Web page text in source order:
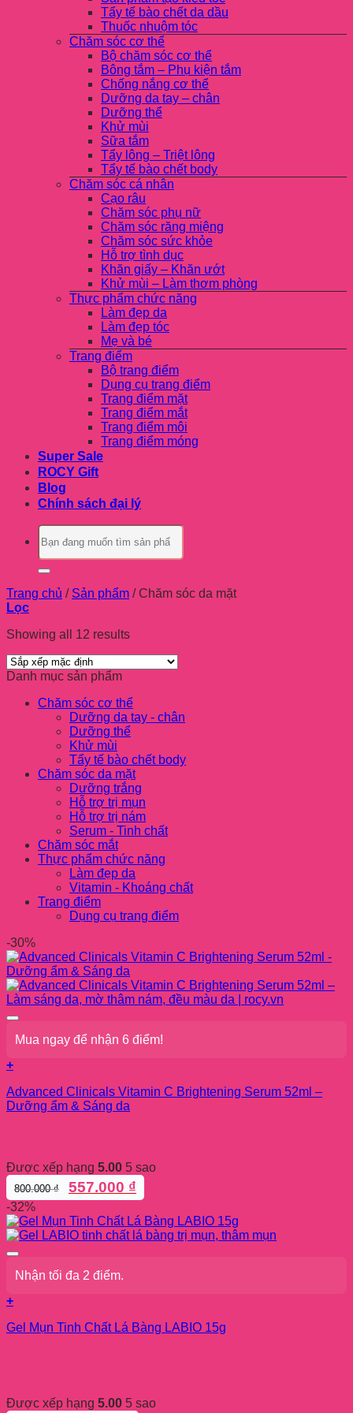
Tẩy tế bào chết da dầu
Thuốc nhuộm tóc
Chăm sóc cơ thể
Bộ chăm sóc cơ thể
Bông tắm – Phụ kiện tắm
Chống nắng cơ thể
Dưỡng da tay – chân
Dưỡng thể
Khử mùi
Sữa tắm
Tẩy lông – Triệt lông
Tẩy tế bào chết body
Chăm sóc cá nhân
Cạo râu
Chăm sóc phụ nữ
Chăm sóc răng miệng
Chăm sóc sức khỏe
Hỗ trợ tình dục
Khăn giấy – Khăn ướt
Khử mùi – Làm thơm phòng
Thực phẩm chức năng
Làm đẹp da
Làm đẹp tóc
Mẹ và bé
Trang điểm
Bộ trang điểm
Dụng cụ trang điểm
Trang điểm mặt
Trang điểm mắt
Trang điểm môi
Trang điểm móng
Super Sale
ROCY Gift
Blog
Chính sách đại lý
Tìm
kiếm:
Trang chủ / Sản phẩm /Chăm sóc da mặt
Lọc
Showing all 12 results
Danh mục sản phẩm
Chăm sóc cơ thể
Dưỡng da tay - chân
Dưỡng thể
Khử mùi
Tẩy tế bào chết body
Chăm sóc da mặt
Dưỡng trắng
Hỗ trợ trị mụn
Hỗ trợ trị nám
Serum - Tinh chất
Chăm sóc mắt
Thực phẩm chức năng
Làm đẹp da
Vitamin - Khoáng chất
Trang điểm
Dụng cụ trang điểm
-30%
Mua ngay để nhận 6 điểm!
+
Advanced Clinicals Vitamin C Brightening Serum 52ml –
Dưỡng ẩm & Sáng da
Được xếp hạng 5.00 5 sao
800.000₫
Giá
gốc
là:
800.000 ₫.
557.000 ₫
hiện
tại
là:
557.000 ₫.
-32%
Nhận tối đa 2 điểm.
+
phẩm
thể.
Gel Mụn Tinh Chất Lá Bàng LABIO 15g
Được xếp hạng 5.00 5 sao